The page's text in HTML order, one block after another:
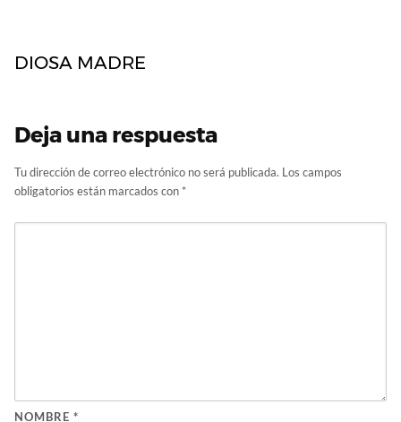
DIOSA MADRE
Deja una respuesta
Tu dirección de correo electrónico no será publicada. Los campos
obligatorios están marcados con *
NOMBRE *